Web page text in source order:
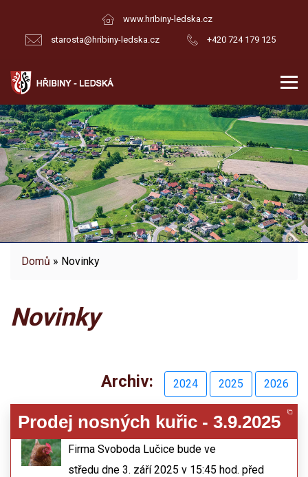
www.hribiny-ledska.cz
starosta@hribiny-ledska.cz
+420 724 179 125
Domů » Novinky
Novinky
Archiv: 2024 2025 2026
Prodej nosných kuřic - 3.9.2025
Firma Svoboda Lučice bude ve
středu dne 3. září 2025 v 15:45 hod. před